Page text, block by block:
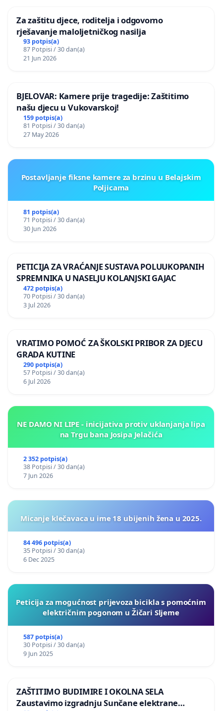
Za zaštitu djece, roditelja i odgovorno
rješavanje maloljetničkog nasilja
93 potpis(a)
87 Potpisi / 30 dan(a)
21 Jun 2026
BJELOVAR: Kamere prije tragedije: Zaštitimo
našu djecu u Vukovarskoj!
159 potpis(a)
81 Potpisi / 30 dan(a)
27 May 2026
Postavljanje fiksne kamere za brzinu u Belajskim
Poljicama
81 potpis(a)
71 Potpisi / 30 dan(a)
30 Jun 2026
PETICIJA ZA VRAĆANJE SUSTAVA POLUUKOPANIH
SPREMNIKA U NASELJU KOLANJSKI GAJAC
472 potpis(a)
70 Potpisi / 30 dan(a)
3 Jul 2026
VRATIMO POMOĆ ZA ŠKOLSKI PRIBOR ZA DJECU
GRADA KUTINE
290 potpis(a)
57 Potpisi / 30 dan(a)
6 Jul 2026
NE DAMO NI LIPE - inicijativa protiv uklanjanja lipa
na Trgu bana Josipa Jelačića
2 352 potpis(a)
38 Potpisi / 30 dan(a)
7 Jun 2026
Micanje klečavaca u ime 18 ubijenih žena u 2025.
84 496 potpis(a)
35 Potpisi / 30 dan(a)
6 Dec 2025
Peticija za mogućnost prijevoza bicikla s pomoćnim
električnim pogonom u Žičari Sljeme
587 potpis(a)
30 Potpisi / 30 dan(a)
9 Jun 2025
ZAŠTITIMO BUDIMIRE I OKOLNA SELA
Zaustavimo izgradnju Sunčane elektrane